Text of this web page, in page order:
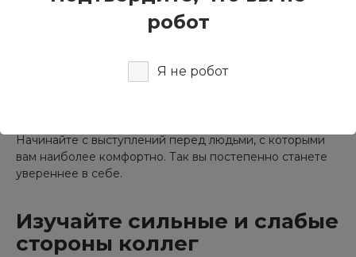
робот
Я не робот
Публичные выступления
Учитесь выступать на публике: без этого умения вам
Начинайте с выступлений перед людьми, с которыми
вам наиболее комфортно. Так вы постепенно станете
увереннее в себе.
Изучайте сильные и слабые
стороны коллег